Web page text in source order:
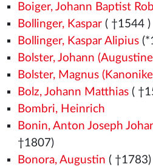
Boiger, Johann Baptist
Bollinger, Kaspar( †1544 )
Bollinger, Kaspar Alipius
Bolster, Johann
Bolster, Magnus
Bolz, Johann Matthias(
Bombri, Heinrich
Bonin, Anton Joseph
†1807)
Bonora, Augustin ( †1783)